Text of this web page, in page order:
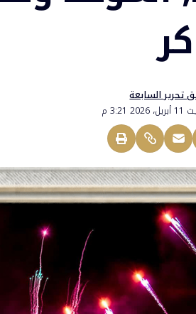
م
تحرير السابعة